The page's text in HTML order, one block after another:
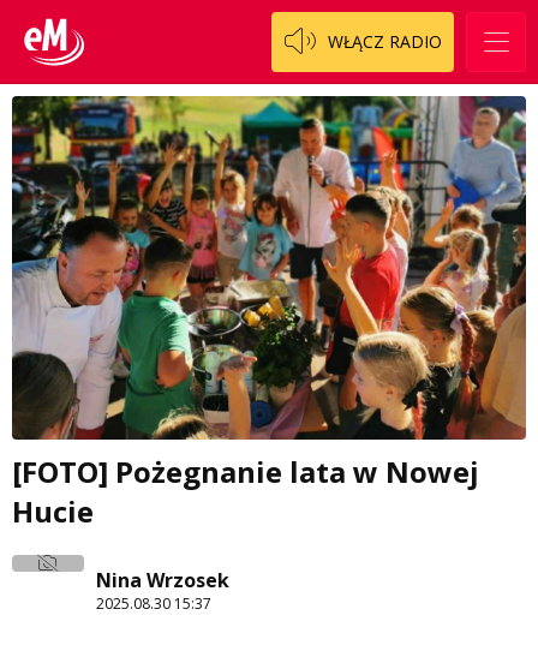
WŁĄCZ RADIO
[FOTO] Pożegnanie lata w Nowej
Hucie
Nina Wrzosek
2025.08.30 15:37